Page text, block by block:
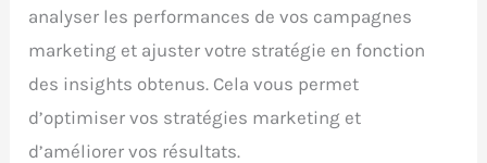
analyser les performances de vos campagnes
marketing et ajuster votre stratégie en fonction
des insights obtenus. Cela vous permet
d’optimiser vos stratégies marketing et
d’améliorer vos résultats.